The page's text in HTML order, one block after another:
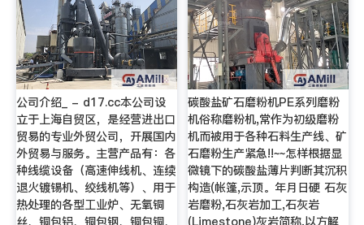
公司介绍_ - d17.cc本公司设
立于上海自贸区，是经营进出口
贸易的专业外贸公司，开展国内
外贸易与服务。主营产品有：各
种线缆设备（高速伸线机、连续
退火镀锡机、绞线机等）、用于
热处理的各型工业炉、无氧铜
丝、铜包铝、铜包钢、铜包铜、
碳酸盐矿石磨粉机PE系列磨粉
机俗称磨粉机,常作为初级磨粉
机而被用于各种石料生产线、矿
石磨粉生产紧急!!~~怎样根据显
微镜下的碳酸盐薄片判断其沉积
构造(帐篷,示顶。年月日硬 石灰
岩磨粉,石灰岩加工,石灰岩
(Limestone)灰岩简称,以方解